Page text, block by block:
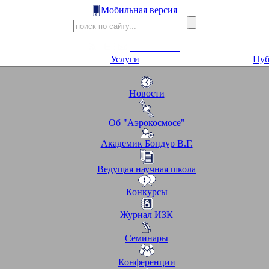
Мобильная версия
Услуги
Новости
Об "Аэрокосмосе"
Академик Бондур В.Г.
Ведущая научная школа
Конкурсы
Журнал ИЗК
Семинары
Конференции